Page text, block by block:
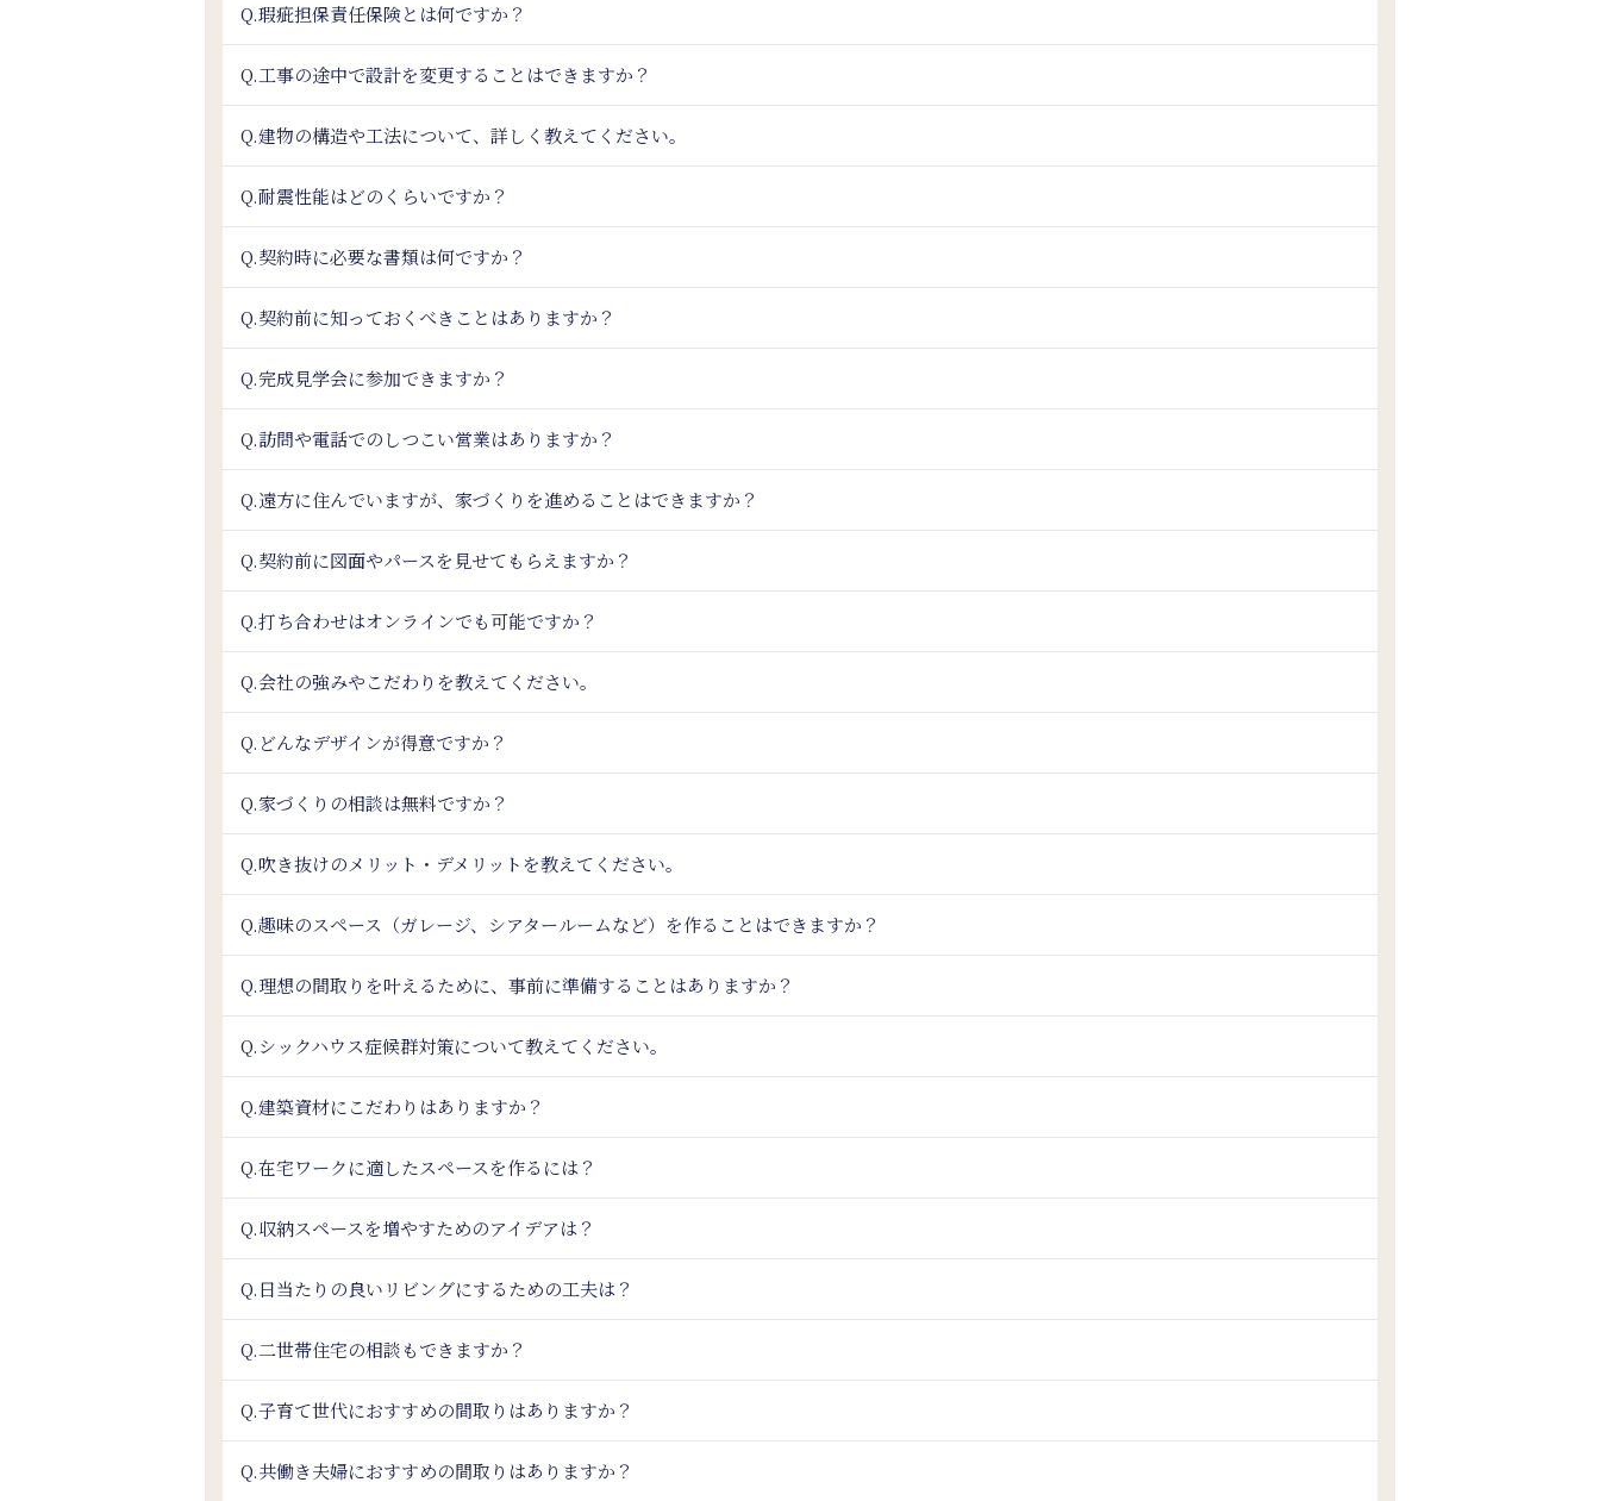
Q.瑕疵担保責任保険とは何ですか？
Q.工事の途中で設計を変更することはできますか？
Q.建物の構造や工法について、詳しく教えてください。
Q.耐震性能はどのくらいですか？
Q.契約時に必要な書類は何ですか？
Q.契約前に知っておくべきことはありますか？
Q.完成見学会に参加できますか？
Q.訪問や電話でのしつこい営業はありますか？
Q.遠方に住んでいますが、家づくりを進めることはできますか？
Q.契約前に図面やパースを見せてもらえますか？
Q.打ち合わせはオンラインでも可能ですか？
Q.会社の強みやこだわりを教えてください。
Q.どんなデザインが得意ですか？
Q.家づくりの相談は無料ですか？
Q.吹き抜けのメリット・デメリットを教えてください。
Q.趣味のスペース（ガレージ、シアタールームなど）を作ることはできますか？
Q.理想の間取りを叶えるために、事前に準備することはありますか？
Q.シックハウス症候群対策について教えてください。
Q.建築資材にこだわりはありますか？
Q.在宅ワークに適したスペースを作るには？
Q.収納スペースを増やすためのアイデアは？
Q.日当たりの良いリビングにするための工夫は？
Q.二世帯住宅の相談もできますか？
Q.子育て世代におすすめの間取りはありますか？
Q.共働き夫婦におすすめの間取りはありますか？